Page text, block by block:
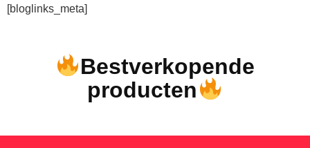
[bloglinks_meta]
Bestverkopende
producten